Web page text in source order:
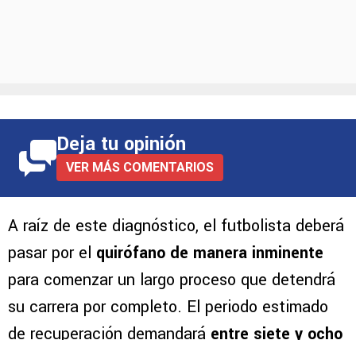
Deja tu opinión
VER MÁS COMENTARIOS
A raíz de este diagnóstico, el futbolista deberá
pasar por el quirófano de manera inminente
para comenzar un largo proceso que detendrá
su carrera por completo. El periodo estimado
de recuperación demandará entre siete y ocho